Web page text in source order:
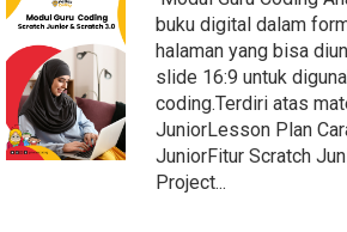
buku digital dalam
halaman yang bisa
slide 16:9 untuk
coding.Terdiri atas
JuniorLesson Plan
JuniorFitur Scratch
Project...